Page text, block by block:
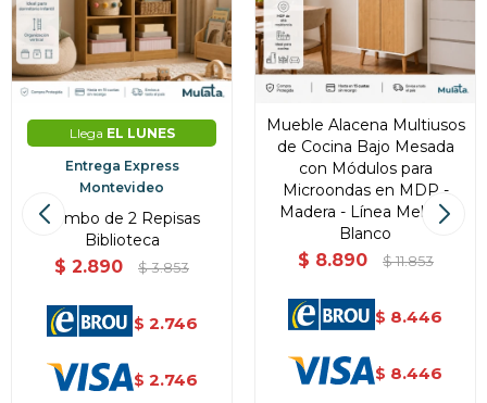
Llega EL LUNES
Entrega Express
Montevideo
Combo de 2 Repisas
Biblioteca
$ 2.890 $ 3.853
$ 2.746
$ 2.746
Mueble Alacena Multiusos
de Cocina Bajo Mesada
con Módulos para
Microondas en MDP -
Madera - Línea Melilla -
Blanco
$ 8.890 $ 11.853
$ 8.446
$ 8.446